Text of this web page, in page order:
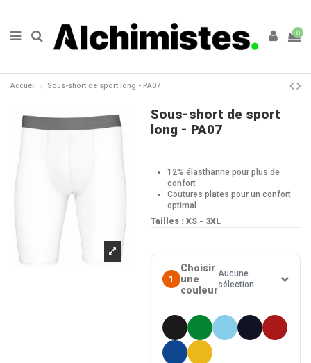
0
Accueil Sous-short de sport long - PA07
Sous-short de sport
long - PA07
12% élasthanne pour plus de
confort
Coutures plates pour un confort
optimal
Tailles : XS - 3XL
1
Choisir
une
couleur
Aucune
sélection